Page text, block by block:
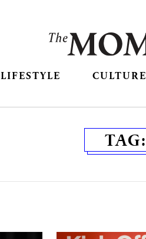
LIFESTYLE CULTURE
TAG: